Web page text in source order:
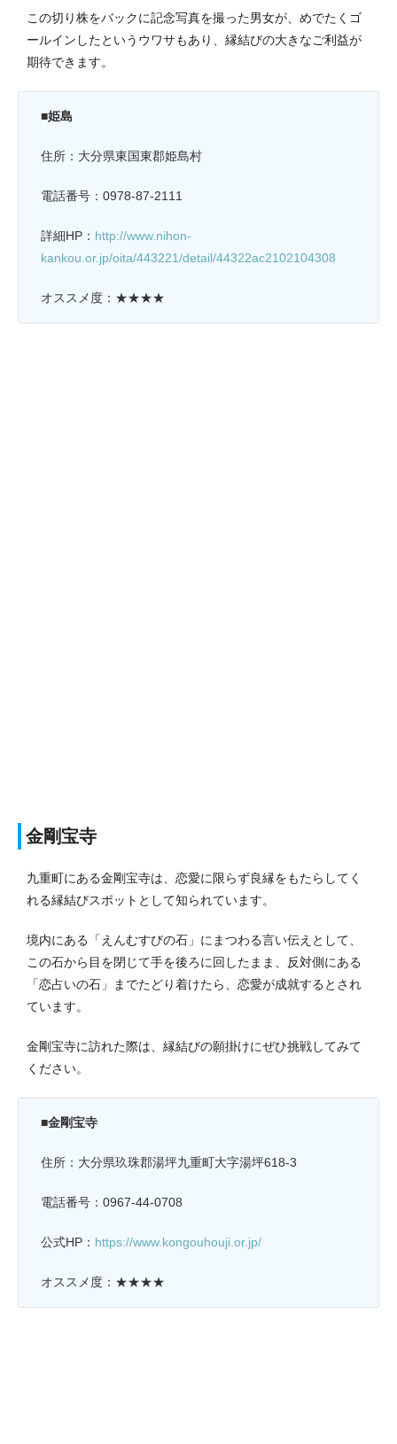
この切り株をバックに記念写真を撮った男女が、めでたくゴ
ールインしたというウワサもあり、縁結びの大きなご利益が
期待できます。
■姫島
住所：大分県東国東郡姫島村
電話番号：0978-87-2111
詳細HP： http://www.nihon-
kankou.or.jp/oita/443221/detail/44322ac2102104308
オススメ度：★★★★
金剛宝寺
九重町にある金剛宝寺は、恋愛に限らず良縁をもたらしてく
れる縁結びスポットとして知られています。
境内にある「えんむすびの石」にまつわる言い伝えとして、
この石から目を閉じて手を後ろに回したまま、反対側にある
「恋占いの石」までたどり着けたら、恋愛が成就するとされ
ています。
金剛宝寺に訪れた際は、縁結びの願掛けにぜひ挑戦してみて
ください。
■金剛宝寺
住所：大分県玖珠郡湯坪九重町大字湯坪618-3
電話番号：0967-44-0708
公式HP： https://www.kongouhouji.or.jp/
オススメ度：★★★★